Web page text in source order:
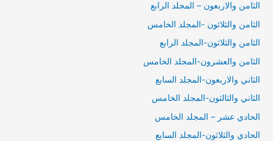
الثامن والاربعون – المجلد الرابع
الثامن والثلاثون -المجلد الخامس
الثامن والثلاثون-المجلد الرابع
الثامن والعشرون-المجلد الخامس
الثاني والاربعون-المجلد السابع
الثاني والثالثون-المجلد الخامس
الحادي عشر – المجلد الخامس
الحادي والثلاثون-المجلد السابع